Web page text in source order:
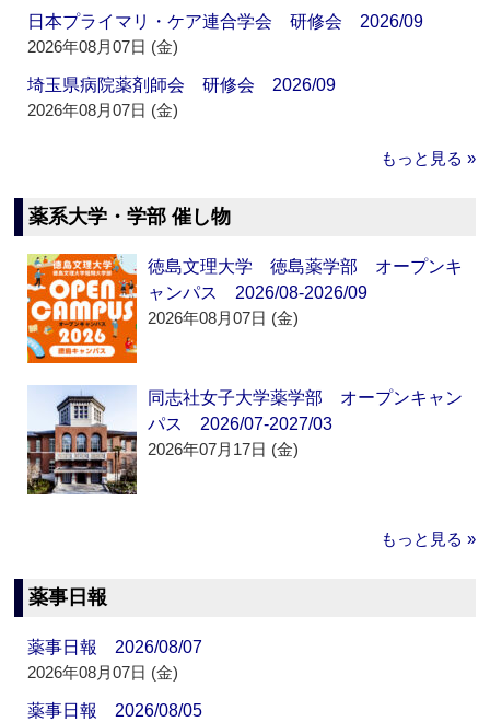
日本プライマリ・ケア連合学会 研修会 2026/09
2026年08月07日 (金)
埼玉県病院薬剤師会 研修会 2026/09
2026年08月07日 (金)
もっと見る »
薬系大学・学部 催し物
徳島文理大学 徳島薬学部 オープンキ
ャンパス 2026/08-2026/09
2026年08月07日 (金)
同志社女子大学薬学部 オープンキャン
パス 2026/07-2027/03
2026年07月17日 (金)
もっと見る »
薬事日報
薬事日報 2026/08/07
2026年08月07日 (金)
薬事日報 2026/08/05